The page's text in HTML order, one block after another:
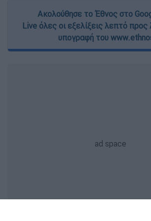
Ακολούθησε το Έθνος στο
Live όλες οι εξελίξεις λεπτό
υπογραφή του